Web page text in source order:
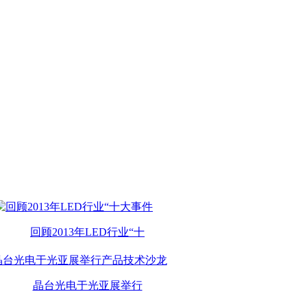
回顾2013年LED行业“十
晶台光电于光亚展举行